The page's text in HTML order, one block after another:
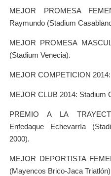
MEJOR PROMESA
Raymundo (Stadium
MEJOR PROMESA
(Stadium Venecia).
MEJOR COMPETICION
MEJOR CLUB 2014: Stadium
PREMIO A LA
Enfedaque Echevarría
2000).
MEJOR DEPORTISTA
(Mayencos Brico-Jaca Triatlón)